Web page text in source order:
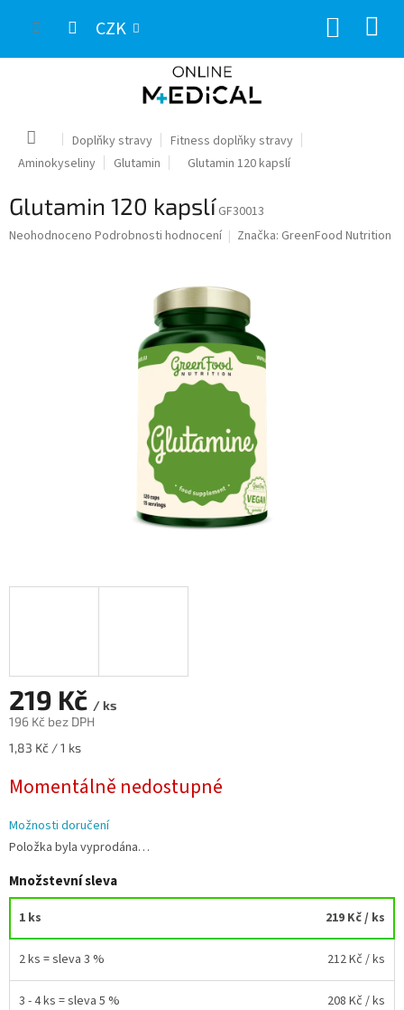
CZK
Domů Doplňky stravy
Fitness doplňky stravy
Aminokyseliny
Glutamin Glutamin 120 kapslí
Glutamin 120 kapslí GF30013
Průměrné
Neohodnoceno Podrobnosti hodnocení Značka: GreenFood Nutrition
219 Kč / ks
196 Kč bez DPH
Měrná
1,83 Kč / 1 ks
Momentálně nedostupné
Možnosti doručení
Položka byla vyprodána…
Množstevní sleva
1 ks 219 Kč/ ks
2 ks = sleva 3 % 212 Kč / ks
3 - 4 ks = sleva 5 % 208 Kč / ks